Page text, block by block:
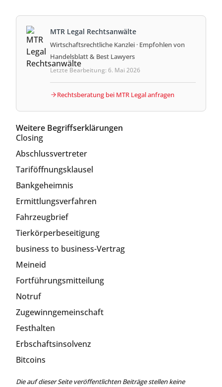
MTR Legal Rechtsanwälte
Wirtschaftsrechtliche Kanzlei · Empfohlen von
Handelsblatt & Best Lawyers
Letzte Bearbeitung: 6. Mai 2026
Rechtsberatung bei MTR Legal anfragen
Weitere Begriffserklärungen
Closing
Abschlussvertreter
Tariföffnungsklausel
Bankgeheimnis
Ermittlungsverfahren
Fahrzeugbrief
Tierkörperbeseitigung
business to business-Vertrag
Meineid
Fortführungsmitteilung
Notruf
Zugewinngemeinschaft
Festhalten
Erbschaftsinsolvenz
Bitcoins
Die auf dieser Seite veröffentlichten Beiträge stellen keine